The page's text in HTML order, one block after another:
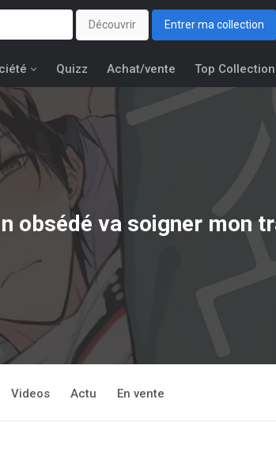
Découvrir Entrer ma collection
Quizz Achat/vente Top
obsédé va soigner mon
Videos Actu En vente